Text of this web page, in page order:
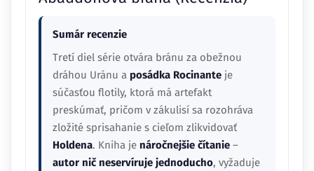
Sumár recenzie
Tretí diel série otvára bránu za obežnou
dráhou Uránu a posádka Rocinante je
súčasťou flotily, ktorá má artefakt
preskúmať, pričom v zákulisí sa rozohráva
zložité sprisahanie s cieľom zlikvidovať
Holdena. Kniha je náročnejšie čítanie –
autor nič neservíruje jednoducho, vyžaduje